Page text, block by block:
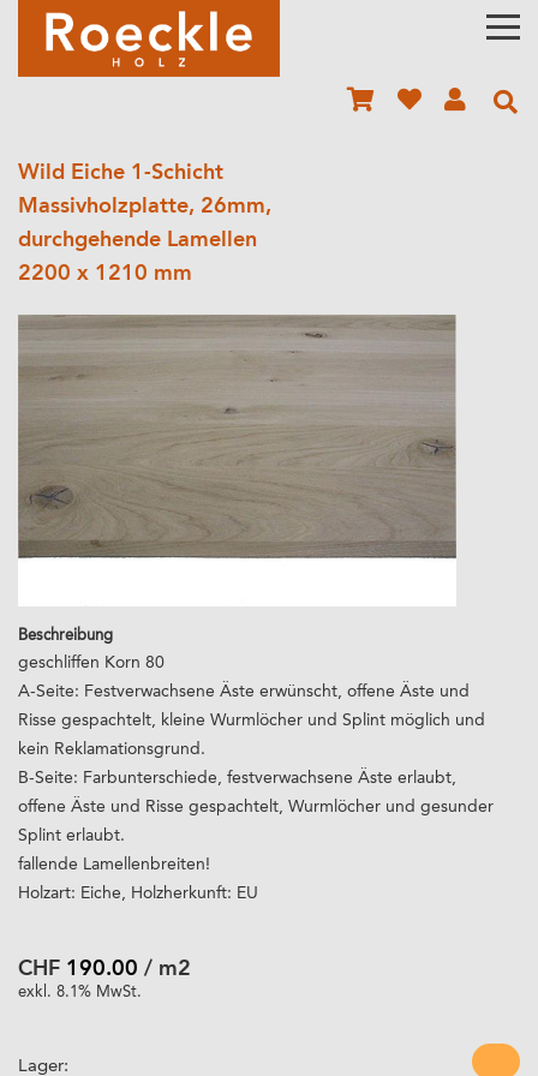
Wild Eiche 1-Schicht
Massivholzplatte, 26mm,
durchgehende Lamellen
2200 x 1210 mm
Beschreibung
geschliffen Korn 80
A-Seite: Festverwachsene Äste erwünscht, offene Äste und
Risse gespachtelt, kleine Wurmlöcher und Splint möglich und
kein Reklamationsgrund.
B-Seite: Farbunterschiede, festverwachsene Äste erlaubt,
offene Äste und Risse gespachtelt, Wurmlöcher und gesunder
Splint erlaubt.
fallende Lamellenbreiten!
Holzart: Eiche, Holzherkunft: EU
CHF 190.00 / m2
exkl. 8.1% MwSt.
Lager: